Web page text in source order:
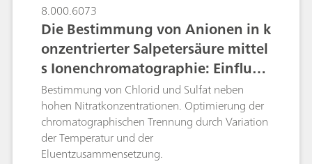
8.000.6073
Die Bestimmung von Anionen in k
onzentrierter Salpetersäure mittel
s Ionenchromatographie: Einfluss
der Temperatur auf die Selektivitä
t
Bestimmung von Chlorid und Sulfat neben
hohen Nitratkonzentrationen. Optimierung der
chromatographischen Trennung durch Variation
der Temperatur und der
Eluentzusammensetzung.